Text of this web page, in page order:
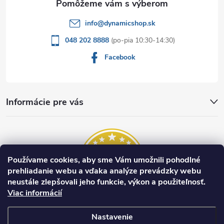
Používame cookies, aby sme Vám umožnili pohodlné
prehliadanie webu a vďaka analýze prevádzky webu
neustále zlepšovali jeho funkcie, výkon a použiteľnosť.
Viac informácií
Nastavenie
Informácie pre vás
info@dynamicshop.sk
048 202 8888
Facebook